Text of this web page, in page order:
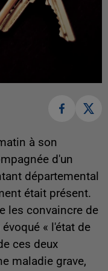
à son
d'un
départemental
était présent.
les convaincre de
« l'état de
ces deux
maladie grave,